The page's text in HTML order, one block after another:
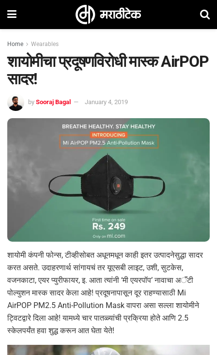
Home Wearables
शायोमीचा प्रदूषणविरोधी मास्क AirPOP
सादर!
by Sooraj Bagal January 4, 2019
शायोमी कंपनी फोन्स, टीव्हीसोबत अधूनमधून काही इतर उत्पादनेसुद्धा सादर
करत असते. उदाहरणार्थ सांगायचं तर यूएसबी लाइट, उशी, सुटकेस,
वजनकाटा, एयर प्युरीफायर, इ. आता त्यांनी ‘मी एयरपॉप’ नावाचा अॅंटी
पोल्युशन मास्क सादर केला आहे! प्रदूषनापासून दूर राहण्यासाठी Mi
AirPOP PM2.5 Anti-Pollution Mask वापरा असा सल्ला शायोमीने
ट्विटद्वारे दिला आहे! यामध्ये चार पातळ्यांची प्रक्रिया होते आणि 2.5
स्केलपर्यंत हवा शुद्ध करून आत घेता येते!